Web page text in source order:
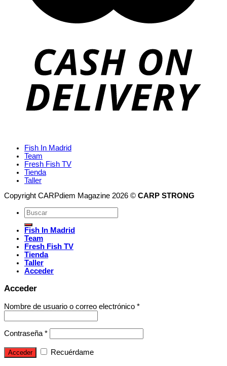
Fish In Madrid
Team
Fresh Fish TV
Tienda
Taller
Copyright CARPdiem Magazine 2026 © CARP STRONG
Fish In Madrid
Team
Fresh Fish TV
Tienda
Taller
Acceder
Acceder
Nombre de usuario o correo electrónico *
Contraseña*
Acceder Recuérdame